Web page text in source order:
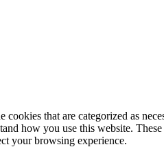
that are categorized as
how you use this website.
your browsing experience.